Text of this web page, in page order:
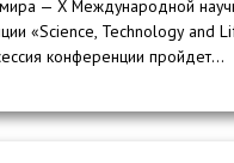
— X Международной
«Science, Technology and
конференции пройдет...